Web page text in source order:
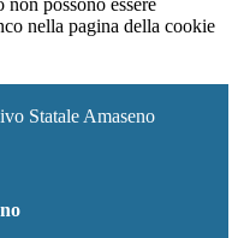
possono essere
nella pagina della cookie
Statale Amaseno